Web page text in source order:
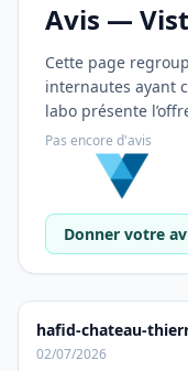
Avis —
Cette page
internautes ayant
labo présente
Pas encore d'avis
Donner votre
hafid-chateau-
02/07/2026